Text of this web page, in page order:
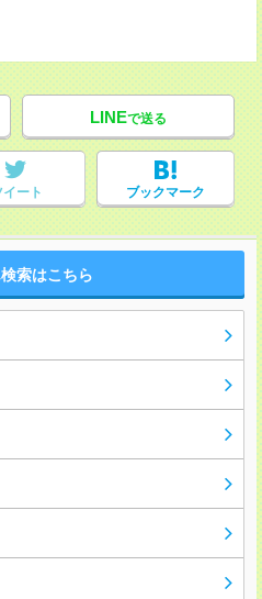
LINEで送る
イート ブックマーク
索はこちら